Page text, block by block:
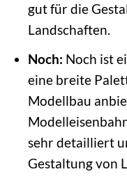
gut für die
Landschaften.
Noch: Noch ist
eine breite
Modellbau
sehr detailliert
Gestaltung von